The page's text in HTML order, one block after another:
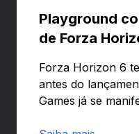
Playground
de Forza
Forza Horizon 6
antes do
Games já se